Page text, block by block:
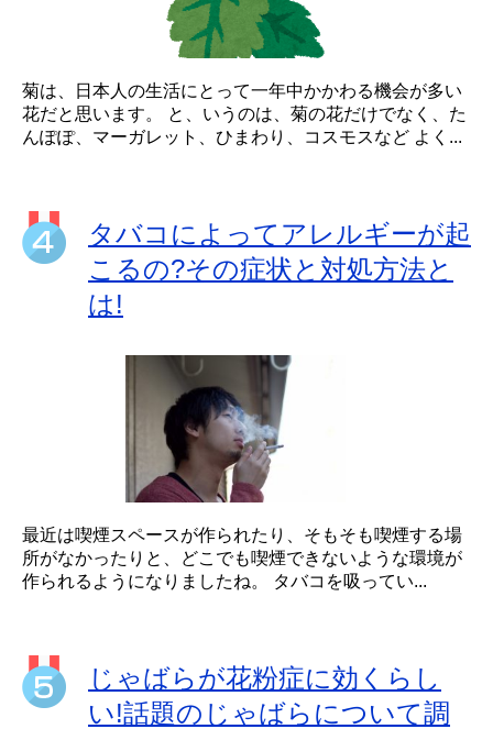
菊は、日本人の生活にとって一年中かかわる機会が多い
花だと思います。 と、いうのは、菊の花だけでなく、た
んぽぽ、マーガレット、ひまわり、コスモスなど よく...
タバコによってアレルギーが起
こるの?その症状と対処方法と
は!
最近は喫煙スペースが作られたり、そもそも喫煙する場
所がなかったりと、どこでも喫煙できないような環境が
作られるようになりましたね。 タバコを吸ってい...
じゃばらが花粉症に効くらし
い!話題のじゃばらについて調